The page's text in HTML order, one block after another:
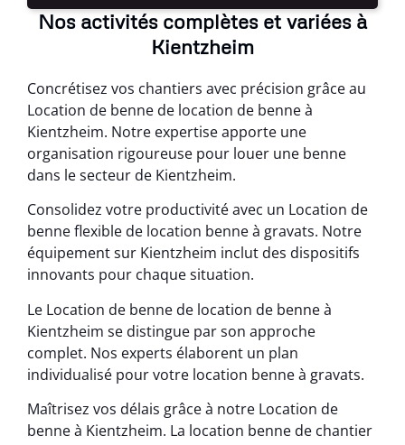
Nos activités complètes et variées à
Kientzheim
Concrétisez vos chantiers avec précision grâce au
Location de benne de location de benne à
Kientzheim. Notre expertise apporte une
organisation rigoureuse pour louer une benne
dans le secteur de Kientzheim.
Consolidez votre productivité avec un Location de
benne flexible de location benne à gravats. Notre
équipement sur Kientzheim inclut des dispositifs
innovants pour chaque situation.
Le Location de benne de location de benne à
Kientzheim se distingue par son approche
complet. Nos experts élaborent un plan
individualisé pour votre location benne à gravats.
Maîtrisez vos délais grâce à notre Location de
benne à Kientzheim. La location benne de chantier